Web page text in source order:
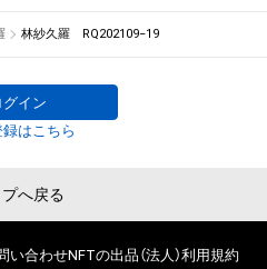
シュエンジェルス
林紗久羅 RQ202109−19
グイン
はこちら
プへ戻る
い合わせNFTの出品（法人）利用規約